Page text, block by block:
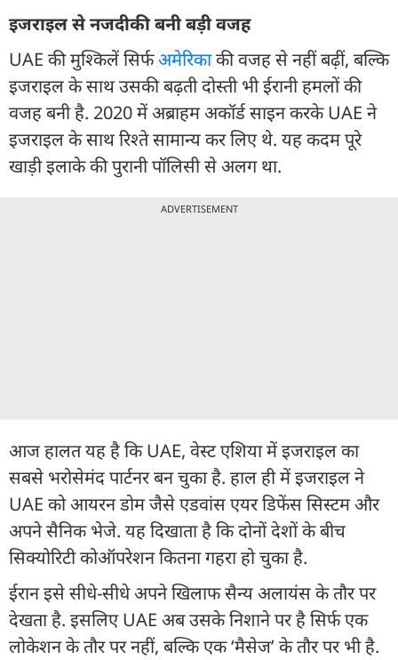
इजराइल से नजदीकी बनी बड़ी वजह
UAE की मुश्किलें सिर्फअमेरिकाकी वजह से नहीं बढ़ीं, बल्कि
इजराइल के साथ उसकी बढ़ती दोस्ती भी ईरानी हमलों की
वजह बनी है. 2020 में अब्राहम अकॉर्ड साइन करके UAE ने
इजराइल के साथ रिश्ते सामान्य कर लिए थे. यह कदम पूरे
खाड़ी इलाके की पुरानी पॉलिसी से अलग था.
ADVERTISEMENT
आज हालत यह है कि UAE, वेस्ट एशिया में इजराइल का
सबसे भरोसेमंद पार्टनर बन चुका है. हाल ही में इजराइल ने
UAE को आयरन डोम जैसे एडवांस एयर डिफेंस सिस्टम और
अपने सैनिक भेजे. यह दिखाता है कि दोनों देशों के बीच
सिक्योरिटी कोऑपरेशन कितना गहरा हो चुका है.
ईरान इसे सीधे-सीधे अपने खिलाफ सैन्य अलायंस के तौर पर
देखता है. इसलिए UAE अब उसके निशाने पर है सिर्फ एक
लोकेशन के तौर पर नहीं, बल्कि एक ‘मैसेज’ के तौर पर भी है.